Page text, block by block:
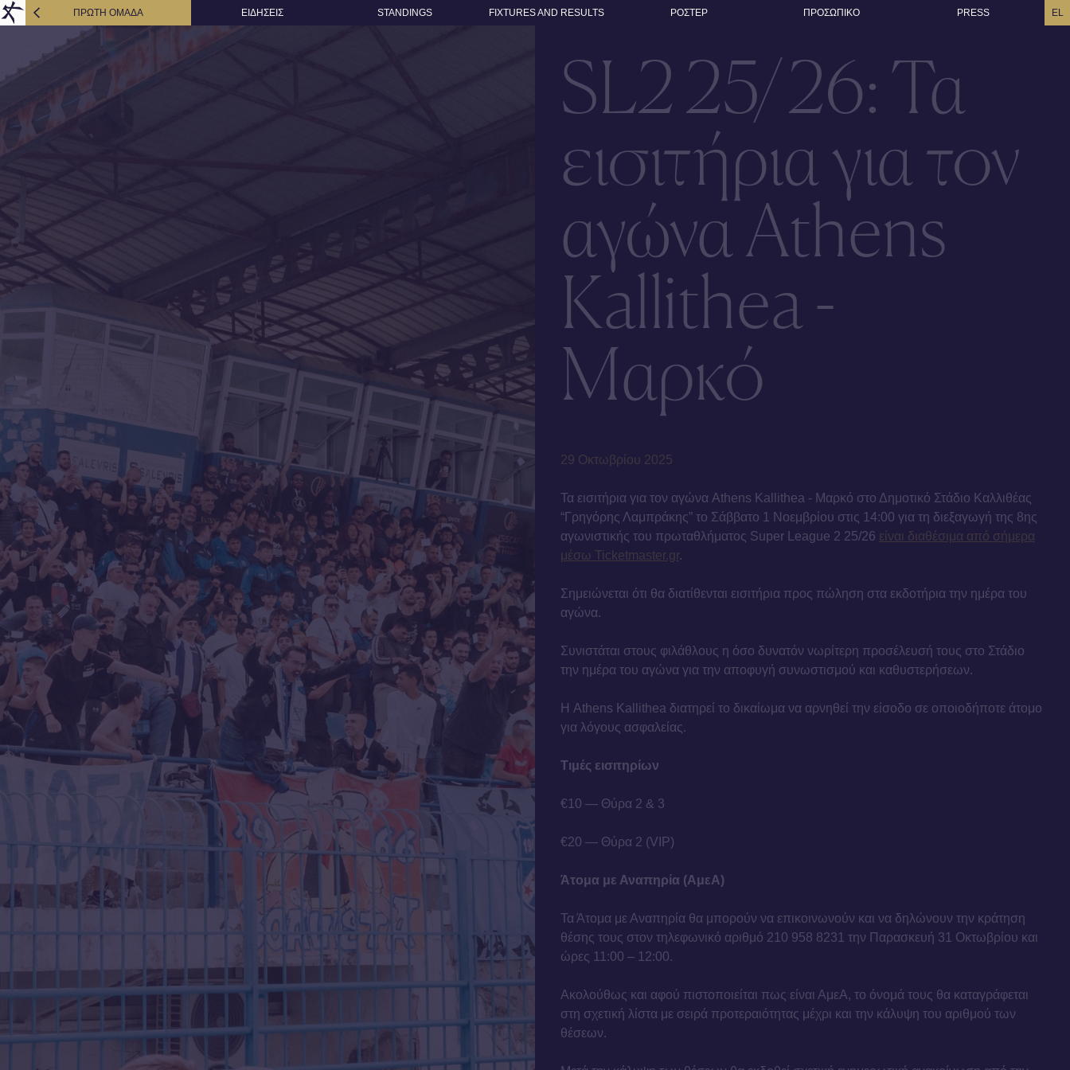
ΠΡΩΤΗ ΟΜΑΔΑ ΕΙΔΗΣΕΙΣ STANDINGS FIXTURES AND RESULTS ΡΟΣΤΕΡ ΠΡΟΣΩΠΙΚO PRESS EL
SL2 25/26: Τα
εισιτήρια για τον
αγώνα Athens
Kallithea -
Μαρκό
29 Οκτωβρίου 2025
Τα εισιτήρια για τον αγώνα Athens Kallithea - Μαρκό στο Δημοτικό Στάδιο Καλλιθέας
“Γρηγόρης Λαμπράκης” το Σάββατο 1 Νοεμβρίου στις 14:00 για τη διεξαγωγή της 8ης
αγωνιστικής του πρωταθλήματος Super League 2 25/26 είναι διαθέσιμα από σήμερα
μέσω Ticketmaster.gr.
Σημειώνεται ότι θα διατίθενται εισιτήρια προς πώληση στα εκδοτήρια την ημέρα του
αγώνα.
Συνιστάται στους φιλάθλους η όσο δυνατόν νωρίτερη προσέλευσή τους στο Στάδιο
την ημέρα του αγώνα για την αποφυγή συνωστισμού και καθυστερήσεων.
Η Athens Kallithea διατηρεί το δικαίωμα να αρνηθεί την είσοδο σε οποιοδήποτε άτομο
για λόγους ασφαλείας.
Τιμές εισιτηρίων
€10 — Θύρα 2 & 3
€20 — Θύρα 2 (VIP)
Άτομα με Αναπηρία (ΑμεΑ)
Τα Άτομα με Αναπηρία θα μπορούν να επικοινωνούν και να δηλώνουν την κράτηση
θέσης τους στον τηλεφωνικό αριθμό 210 958 8231 την Παρασκευή 31 Οκτωβρίου και
ώρες 11:00 – 12:00.
Ακολούθως και αφού πιστοποιείται πως είναι ΑμεΑ, το όνομά τους θα καταγράφεται
στη σχετική λίστα με σειρά προτεραιότητας μέχρι και την κάλυψη του αριθμού των
θέσεων.